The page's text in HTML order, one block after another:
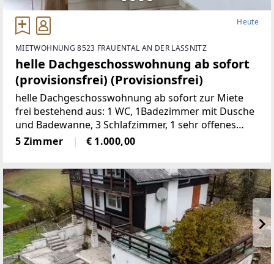
Heute
MIETWOHNUNG 8523 FRAUENTAL AN DER LASSNITZ
helle Dachgeschosswohnung ab sofort
(provisionsfrei) (Provisionsfrei)
helle Dachgeschosswohnung ab sofort zur Miete
frei bestehend aus: 1 WC, 1Badezimmer mit Dusche
und Badewanne, 3 Schlafzimmer, 1 sehr offenes
Wohnzimmermit Balkon und Kachelofen, 1 voll
möbelierte Küche, 1 Abstellraum,
5 Zimmer € 1.000,00